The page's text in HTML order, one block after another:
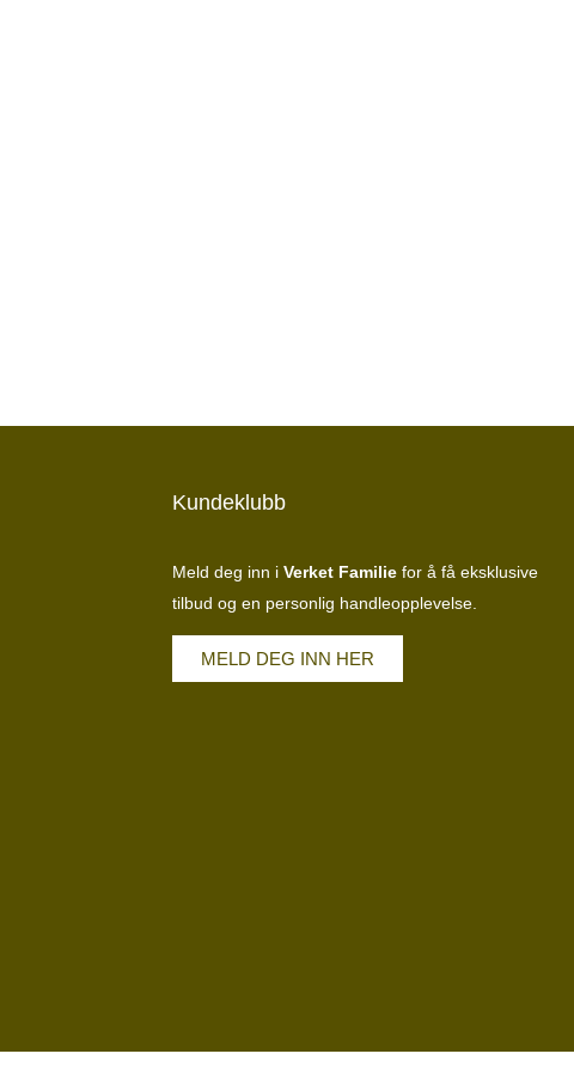
Kundeklubb
Meld deg inn i Verket Familie for å få eksklusive
tilbud og en personlig handleopplevelse.
MELD DEG INN HER